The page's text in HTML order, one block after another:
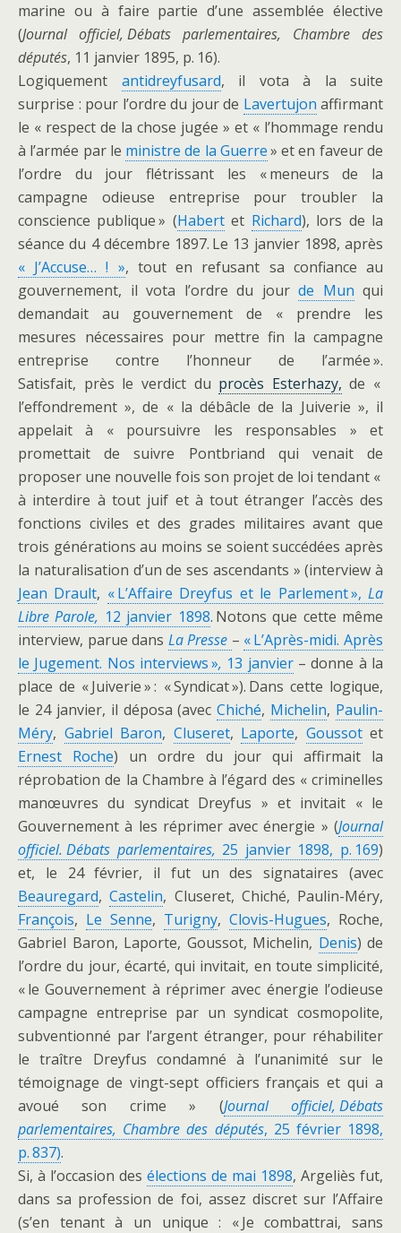
marine ou à faire partie d’une assemblée élective
(Journal officiel, Débats parlementaires, Chambre des
députés, 11 janvier 1895, p. 16).
Logiquement antidreyfusard, il vota à la suite
surprise : pour l’ordre du jour de Lavertujon affirmant
le « respect de la chose jugée » et « l’hommage rendu
à l’armée par le ministre de la Guerre» et en faveur de
l’ordre du jour flétrissant les « meneurs de la
campagne odieuse entreprise pour troubler la
conscience publique » (Habertet Richard), lors de la
séance du 4 décembre 1897. Le 13 janvier 1898, après
« J’Accuse… ! », tout en refusant sa confiance au
gouvernement, il vota l’ordre du jour de Mun qui
demandait au gouvernement de « prendre les
mesures nécessaires pour mettre fin la campagne
entreprise contre l’honneur de l’armée ».
Satisfait, près le verdict du procès Esterhazy, de «
l’effondrement », de « la débâcle de la Juiverie », il
appelait à « poursuivre les responsables » et
promettait de suivre Pontbriand qui venait de
proposer une nouvelle fois son projet de loi tendant «
à interdire à tout juif et à tout étranger l’accès des
fonctions civiles et des grades militaires avant que
trois générations au moins se soient succédées après
la naturalisation d’un de ses ascendants » (interview à
Jean Drault, « L’Affaire Dreyfus et le Parlement »,La
Libre Parole, 12 janvier 1898. Notons que cette même
interview, parue dans La Presse – « L’Après-midi. Après
le Jugement. Nos interviews », 13 janvier– donne à la
place de « Juiverie » : « Syndicat »). Dans cette logique,
le 24 janvier, il déposa (avecChiché, Michelin, Paulin-
Méry, Gabriel Baron, Cluseret, Laporte, Goussotet
Ernest Roche) un ordre du jour qui affirmait la
réprobation de la Chambre à l’égard des « criminelles
manœuvres du syndicat Dreyfus » et invitait « le
Gouvernement à les réprimer avec énergie » (Journal
officiel. Débats parlementaires, 25 janvier 1898, p. 169)
et, le 24 février, il fut un des signataires (avec
Beauregard,Castelin, Cluseret, Chiché, Paulin-Méry,
François, Le Senne, Turigny, Clovis-Hugues, Roche,
Gabriel Baron, Laporte, Goussot, Michelin, Denis) de
l’ordre du jour, écarté, qui invitait, en toute simplicité,
« le Gouvernement à réprimer avec énergie l’odieuse
campagne entreprise par un syndicat cosmopolite,
subventionné par l’argent étranger, pour réhabiliter
le traître Dreyfus condamné à l’unanimité sur le
témoignage de vingt-sept officiers français et qui a
avoué son crime » (Journal officiel, Débats
parlementaires, Chambre des députés, 25 février 1898,
p. 837).
Si, à l’occasion des élections de mai 1898, Argeliès fut,
dans sa profession de foi, assez discret sur l’Affaire
(s’en tenant à un unique : « Je combattrai, sans